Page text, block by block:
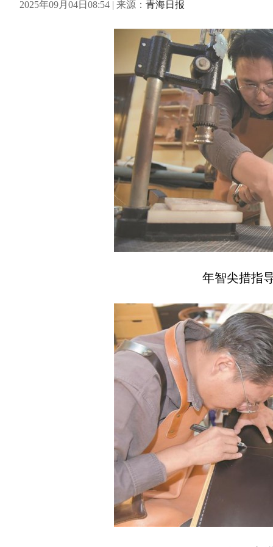
2025年09月04日08:54 | 来源： 青海日报
年智尖措指导